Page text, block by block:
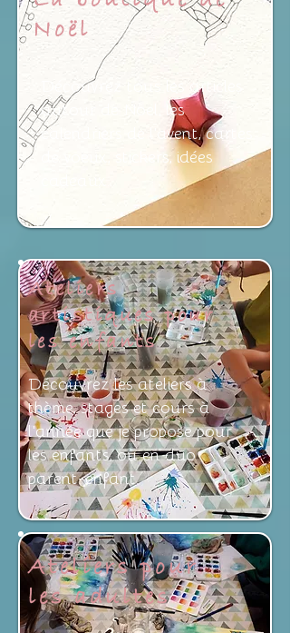
Noël
Découvrez tous les articles
autour de Noël, les
calendriers de l'avent, cartes
de voeux, stickers, idées
Découvrez les ateliers à
thème, stages et cours à
l'année que je propose pour
les enfants, ou en duo
parent-enfant.
Ateliers
artistiques pour
les enfants
Ateliers pour
les adultes